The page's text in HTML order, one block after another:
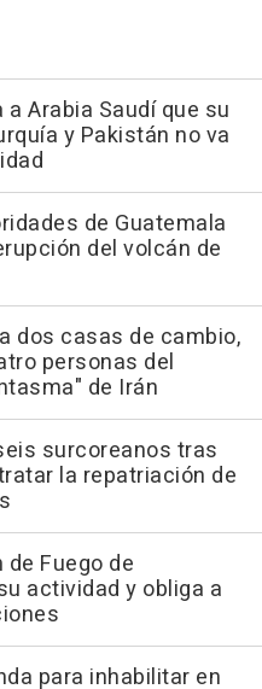
Arabia Saudí que su
y Pakistán no va
de Guatemala
del volcán de
dos casas de cambio,
personas del
de Irán
surcoreanos tras
la repatriación de
Fuego de
actividad y obliga a
para inhabilitar en